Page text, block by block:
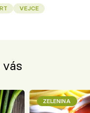
VEJCE
ZELENINA